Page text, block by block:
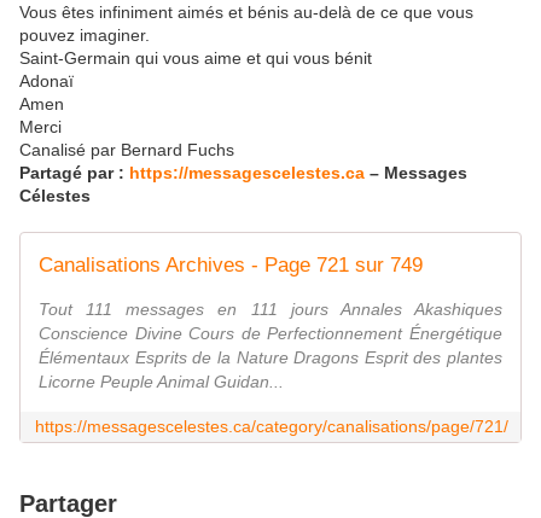
Vous êtes infiniment aimés et bénis au-delà de ce que vous
pouvez imaginer.
Saint-Germain qui vous aime et qui vous bénit
Adonaï
Amen
Merci
Canalisé par Bernard Fuchs
Partagé par : https://messagescelestes.ca – Messages
Célestes
Canalisations Archives - Page 721 sur 749
Tout 111 messages en 111 jours Annales Akashiques
Conscience Divine Cours de Perfectionnement Énergétique
Élémentaux Esprits de la Nature Dragons Esprit des plantes
Licorne Peuple Animal Guidan...
https://messagescelestes.ca/category/canalisations/page/721/
Partager